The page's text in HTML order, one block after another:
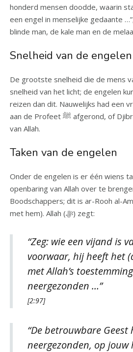
honderd mensen doodde, waarin
een engel in menselijke gedaante
blinde man, de kale man en de
Snelheid van de engelen
De grootste snelheid die de mens
snelheid van het licht; de engelen
reizen dan dit. Nauwelijks had een
aan de Profeet ﷺ afgerond, of Djibril bracht het antwoord
van Allah.
Taken van de engelen
Onder de engelen is er één wiens
openbaring van Allah over te
Boodschappers; dit is ar-Rooh al-
met hem). Allah (ﷻ) zegt:
“Zeg: wie een vijand is
voorwaar, hij heeft het
met Allah’s
neergezonden …”
[2:97]
“De betrouwbare Geest
neergezonden, op